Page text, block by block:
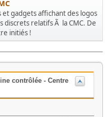
et gadgets affichant des logos
discrets relatifs Ã la CMC. De
initiés !
contrôlée - Centre